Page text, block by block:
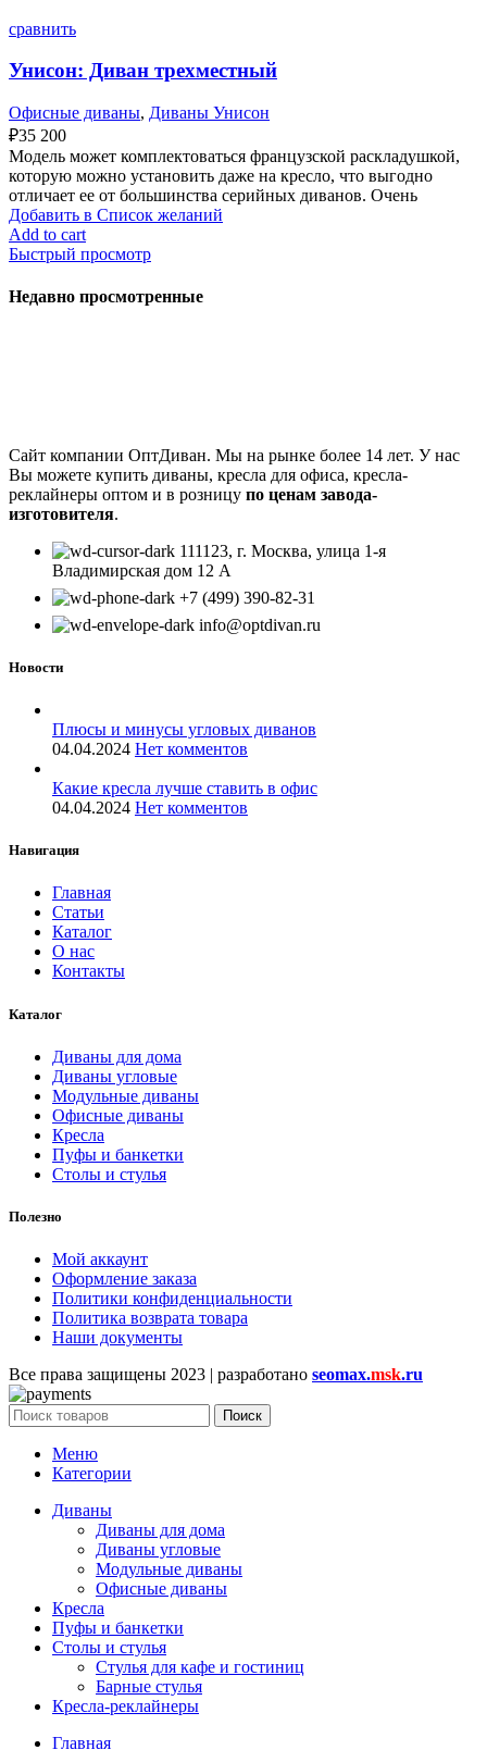
сравнить
Унисон: Диван трехместный
Офисные диваны, Диваны Унисон
₽35 200
Модель может комплектоваться французской раскладушкой,
которую можно установить даже на кресло, что выгодно
отличает ее от большинства серийных диванов. Очень
Добавить в Список желаний
Add to cart
Быстрый просмотр
Недавно просмотренные
Сайт компании ОптДиван. Мы на рынке более 14 лет. У нас
Вы можете купить диваны, кресла для офиса, кресла-
реклайнеры оптом и в розницу по ценам завода-
изготовителя.
111123, г. Москва, улица 1-я
Владимирская дом 12 А
+7 (499) 390-82-31
info@optdivan.ru
Новости
Плюсы и минусы угловых диванов
04.04.2024 Нет комментов
Какие кресла лучше ставить в офис
04.04.2024 Нет комментов
Навигация
Главная
Статьи
Каталог
О нас
Контакты
Каталог
Диваны для дома
Диваны угловые
Модульные диваны
Офисные диваны
Кресла
Пуфы и банкетки
Столы и стулья
Полезно
Мой аккаунт
Оформление заказа
Политики конфиденциальности
Политика возврата товара
Наши документы
Все права защищены 2023 | разработано seomax.msk.ru
Поиск
Меню
Категории
Диваны
Диваны для дома
Диваны угловые
Модульные диваны
Офисные диваны
Кресла
Пуфы и банкетки
Столы и стулья
Стулья для кафе и гостиниц
Барные стулья
Кресла-реклайнеры
Главная